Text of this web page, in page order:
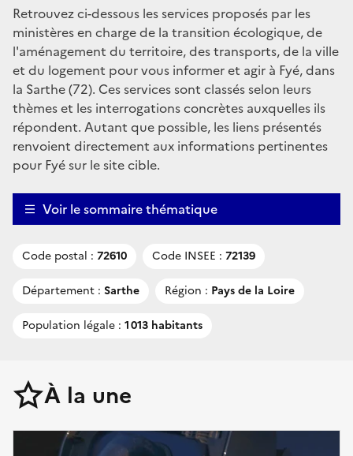
Retrouvez ci-dessous les services proposés par les
ministères en charge de la transition écologique, de
l'aménagement du territoire, des transports, de la ville
et du logement pour vous informer et agir à Fyé, dans
la Sarthe (72). Ces services sont classés selon leurs
thèmes et les interrogations concrètes auxquelles ils
répondent. Autant que possible, les liens présentés
renvoient directement aux informations pertinentes
pour Fyé sur le site cible.
Voir le sommaire thématique
Code postal : 72610 Code INSEE : 72139
Département : Sarthe Région : Pays de la Loire
Population légale : 1 013 habitants
À la une